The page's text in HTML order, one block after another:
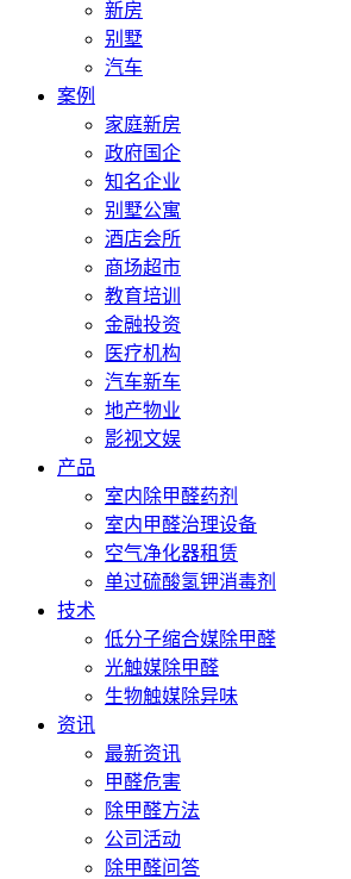
新房
别墅
汽车
案例
家庭新房
政府国企
知名企业
别墅公寓
酒店会所
商场超市
教育培训
金融投资
医疗机构
汽车新车
地产物业
影视文娱
产品
室内除甲醛药剂
室内甲醛治理设备
空气净化器租赁
单过硫酸氢钾消毒剂
技术
低分子缩合媒除甲醛
光触媒除甲醛
生物触媒除异味
资讯
最新资讯
甲醛危害
除甲醛方法
公司活动
除甲醛问答